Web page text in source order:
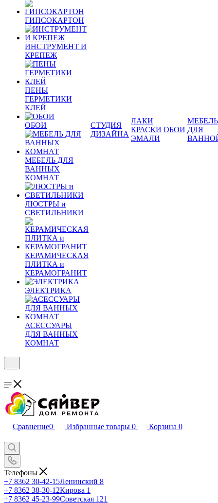
ГИПСОКАРТОН
ИНСТРУМЕНТ И
КРЕПЕЖ
ПЕНЫ
ГЕРМЕТИКИ
КЛЕЙ
ОБОИ
МЕБЕЛЬ ДЛЯ
ВАННЫХ
КОМНАТ
ЛЮСТРЫ и
СВЕТИЛЬНИКИ
КЕРАМИЧЕСКАЯ
ПЛИТКА и
КЕРАМОГРАНИТ
ЭЛЕКТРИКА
АСЕССУАРЫ
ДЛЯ ВАННЫХ
КОМНАТ
СТУДИЯ
ДИЗАЙНА
ЛАКИ
КРАСКИ
ЭМАЛИ
ОБОИ
МЕБЕЛЬ
ДЛЯ
Сравнение0 Избранные товары 0 Корзина 0
Телефоны
+7 8362 30-42-15Ленинский 8
+7 8362 38-30-12Кирова 1
+7 8362 45-23-99Советская 121